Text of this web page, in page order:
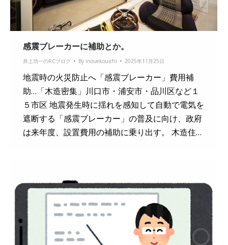
感震ブレーカーに補助とか。
井上功一のRCブログ By inouekouichi 2025年11月25日
地震時の火災防止へ「感震ブレーカー」費用補
助…「木造密集」川口市・浦安市・品川区など１
５市区 地震発生時に揺れを感知して自動で電気を
遮断する「感震ブレーカー」の普及に向け、政府
は来年度、設置費用の補助に乗り出す。 木造住…